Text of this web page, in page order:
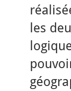
les